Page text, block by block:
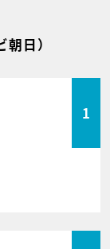
朝日）
1